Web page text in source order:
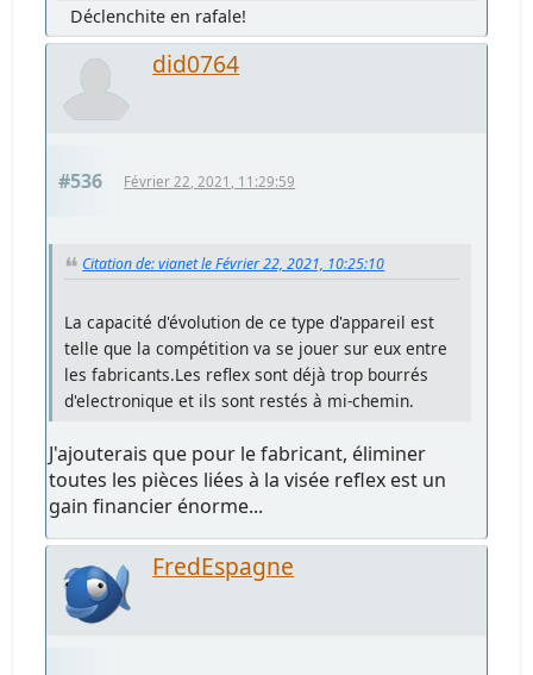
Déclenchite en rafale!
did0764
#536 Février 22, 2021, 11:29:59
Citation de: vianet le Février 22, 2021, 10:25:10
La capacité d'évolution de ce type d'appareil est
telle que la compétition va se jouer sur eux entre
les fabricants.Les reflex sont déjà trop bourrés
d'electronique et ils sont restés à mi-chemin.
J'ajouterais que pour le fabricant, éliminer
toutes les pièces liées à la visée reflex est un
gain financier énorme...
FredEspagne